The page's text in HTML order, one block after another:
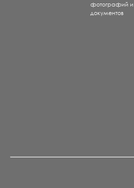
фотографий и
документов